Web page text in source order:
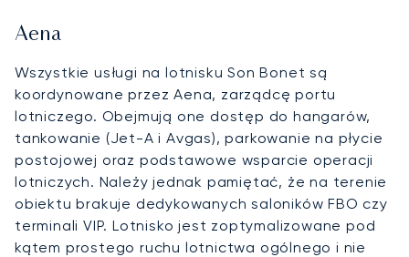
Aena
Wszystkie usługi na lotnisku Son Bonet są
koordynowane przez Aena, zarządcę portu
lotniczego. Obejmują one dostęp do hangarów,
tankowanie (Jet-A i Avgas), parkowanie na płycie
postojowej oraz podstawowe wsparcie operacji
lotniczych. Należy jednak pamiętać, że na terenie
obiektu brakuje dedykowanych saloników FBO czy
terminali VIP. Lotnisko jest zoptymalizowane pod
kątem prostego ruchu lotnictwa ogólnego i nie